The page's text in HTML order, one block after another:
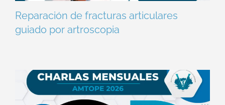
Reparación de fracturas articulares
guiado por artroscopia